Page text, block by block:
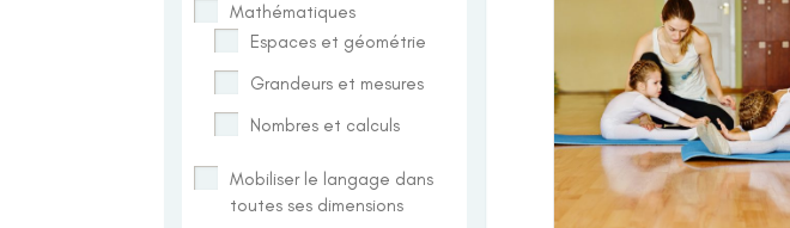
Mathématiques
Espaces et géométrie
Grandeurs et mesures
Nombres et calculs
Mobiliser le langage dans
toutes ses dimensions